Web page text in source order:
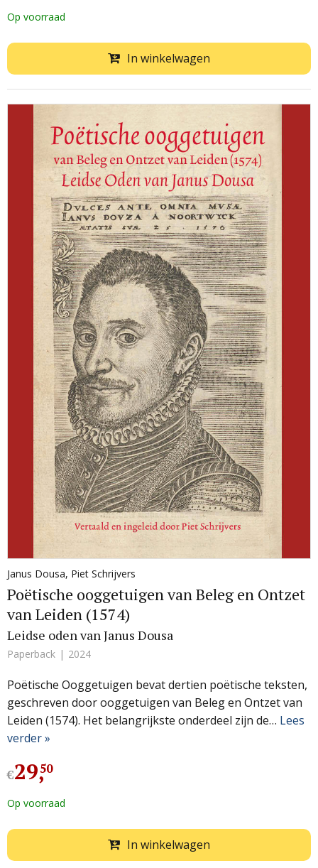
Op voorraad
In winkelwagen
Janus Dousa, Piet Schrijvers
Poëtische ooggetuigen van Beleg en Ontzet
van Leiden (1574)
Leidse oden van Janus Dousa
Paperback 2024
Poëtische Ooggetuigen bevat dertien poëtische teksten,
geschreven door ooggetuigen van Beleg en Ontzet van
Leiden (1574). Het belangrijkste onderdeel zijn de… Lees
verder »
€29,
50
Op voorraad
In winkelwagen